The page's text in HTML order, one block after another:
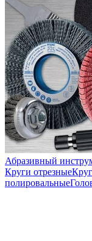
Абразивный
Круги отрезные
полировальные